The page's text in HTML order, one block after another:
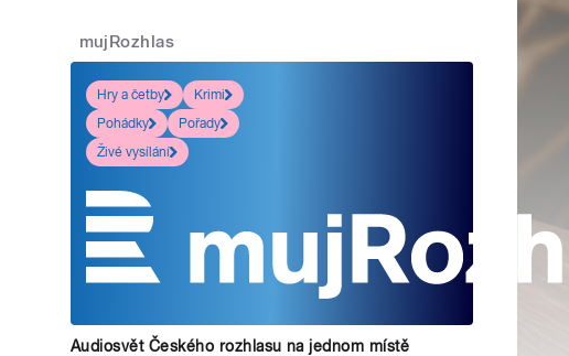
mujRozhlas
Hry a četby
Krimi
Pohádky
Pořady
Živé vysílání
Audiosvět Českého rozhlasu na jednom místě